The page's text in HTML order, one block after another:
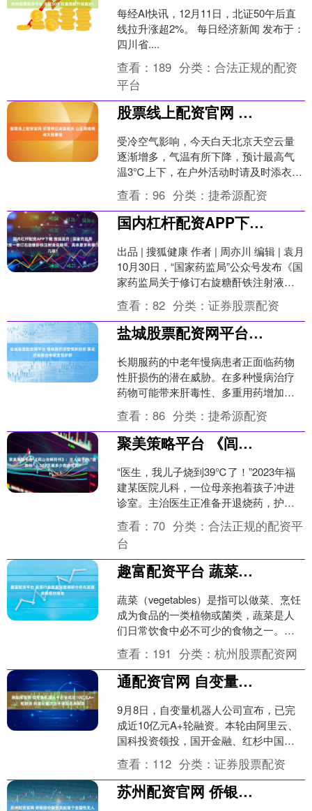
每经AI快讯，12月11日，北证50午后直
线拉升涨超2%。 每日经济新闻 发布于：
四川省....
查看： 189 分类：合法正规的配资
平台
股票线上配资官网 初雪明日凌晨抵京 山区局地将有大到暴雪
受冷空气影响，今天白天北京天空云量
逐渐增多，气温有所下降，预计最高气
温3℃上下，在户外活动时请及时添衣。
而大家最关心的降雪天气也正在酝酿
中，预计12日凌晨抵达北....
查看：96 分类：捷希源配资
国内杠杆配资APP下载 搜狐医药 | 国家药监局要求统一修订右旋糖酐铁注射液说明书，具体要求有哪几项？
出品 | 搜狐健康 作者 | 周亦川 编辑 | 袁月
10月30日，“国家药监局”公众号发布《国
家药监局关于修订右旋糖酐铁注射液说
明书的公告（2025年第105....
查看：82 分类：证券股票配资
盐城股票配资网平台 慢病用药须警惕肝损伤 葵花药业联合专家支招护肝
长期服药的中老年慢病患者正面临药物
性肝损伤的潜在威胁。在多种慢病治疗
药物可能带来肝毒性、多重用药增加肝
脏负担的现状下，提升该群体的护肝意
识刻不容缓。为此，葵花药....
查看：86 分类：捷希源配资
聚美策略平台 《闾山治病符书》：古人留下的“急救包”，102页藏多少救命玄机？
“医生，我儿子烧到39℃了！”2023年福
建某医院儿科，一位母亲抱着孩子冲进
诊室。主治医生正准备开退烧药，护士
突然递来一张泛黄的符纸——朱砂画
的“水”字在蓝纸上....
查看：70 分类：合法正规的配资平
台
趣富配资平台 蔬菜行业数据深度调研分析与发展战略规划报告
蔬菜（vegetables）是指可以做菜、烹饪
成为食品的一类植物或菌类，蔬菜是人
们日常饮食中必不可少的食物之一。蔬
菜可提供人体所必需的多种维生素和矿
物质等营养物....
查看： 191 分类：杭州股票配资网
通配资官网 自变量机器人今日完成近10亿元A+轮融资 阿里云首次出手领投具身智能
9月8日，自变量机器人公司宣布，已完
成近10亿元A+轮融资。本轮由阿里云、
国科投资领投，国开金融、红杉中国、
渶策资本跟投。老股东美团战投超额跟
投，联想之星、君联....
查看： 112 分类：证券股票配资
苏州配资官网 侨银股份联合发起首个全国性无人驾驶与环卫机器人专委会